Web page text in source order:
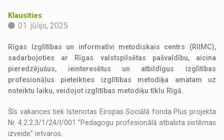
Klausīties
01. jūlijs, 2025
Rīgas Izglītības un informatīvi metodiskais centrs (RIIMC),
sadarbojoties ar Rīgas valstspilsētas pašvaldību, aicina
pieredzējušus, ieinteresētus un atbildīgus izglītības
profesionāļus pieteikties izglītības metodiķa amatam uz
noteiktu laiku, veidojot izglītības metodiķu tīklu Rīgā.
Šīs vakances tiek īstenotas Eiropas Sociālā fonda Plus projekta
Nr. 4.2.2.3/1/24/I/001 "Pedagogu profesionālā atbalsta sistēmas
izveide" ietvaros.